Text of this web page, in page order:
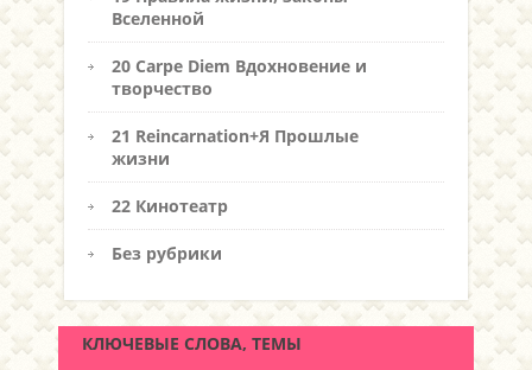
Вселенной
20 Carpe Diem Вдохновение и
творчество
21 Reincarnation+Я Прошлые
жизни
22 Кинотеатр
Без рубрики
КЛЮЧЕВЫЕ СЛОВА, ТЕМЫ